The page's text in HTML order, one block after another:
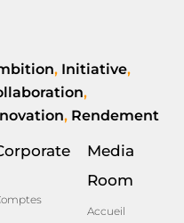
, Initiative,
,
, Rendement
Media
Room
Accueil